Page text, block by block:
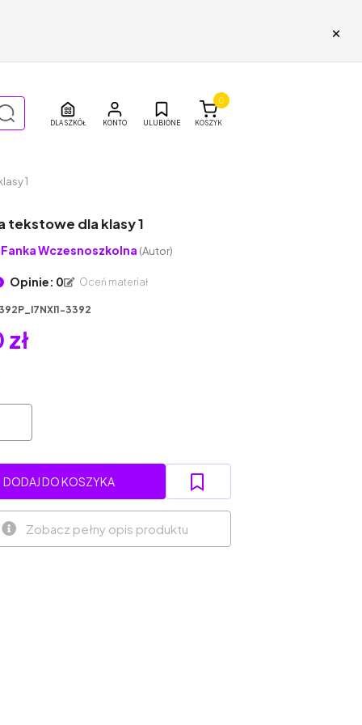
×
DLA SZKÓŁ ULUBIONE KOSZYK
0
1
tekstowe dla klasy 1
Wczesnoszkolna (Autor)
Opinie: 0 Oceń materiał
3392
DODAJ DO KOSZYKA
Zobacz pełny opis produktu